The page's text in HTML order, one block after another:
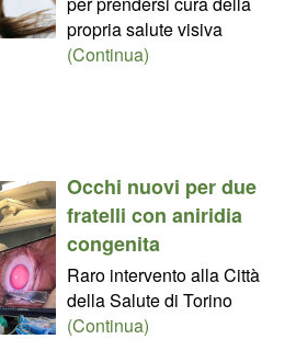
propria salute visiva
(Continua)
Occhi nuovi per due
fratelli con aniridia
congenita
Raro intervento alla Città
della Salute di Torino
(Continua)